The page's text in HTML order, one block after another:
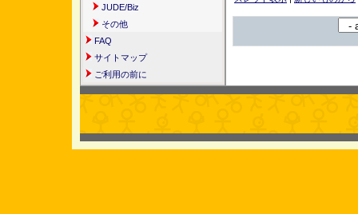
JUDE/Biz
その他
FAQ
サイトマップ
ご利用の前に